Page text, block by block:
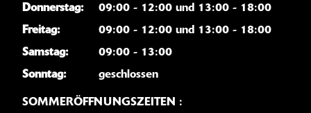
Donnerstag:
09:00 - 12:00 und 13:00 - 18:00
Freitag:
09:00 - 12:00 und 13:00 - 18:00
Samstag:
09:00 - 13:00
Sonntag:
geschlossen
SOMMERÖFFNUNGSZEITEN :